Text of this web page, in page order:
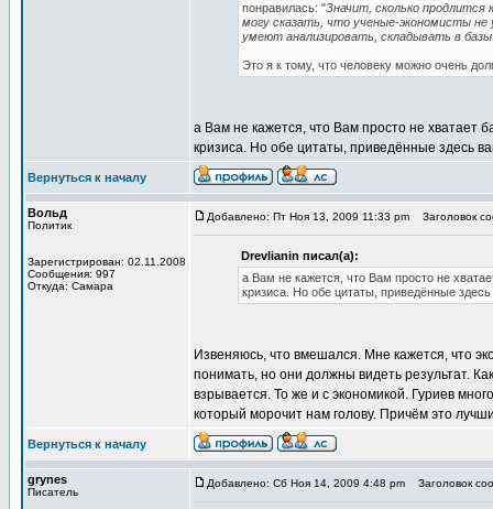
понравилась: "Значит, сколько
могу сказать, что ученые-экономисты
умеют анализировать, складывать в
Это я к тому, что человеку можно очень
а Вам не кажется, что Вам просто не хватает
кризиса. Но обе цитаты, приведённые здесь
Вернуться к началу
Вольд
Политик
Зарегистрирован: 02.11.2008
Сообщения: 997
Откуда: Самара
Добавлено: Пт Ноя 13, 2009 11:33 pm Заголовок
Drevlianin писал(а):
а Вам не кажется, что Вам просто не
кризиса. Но обе цитаты, приведённые
Извеняюсь, что вмешался. Мне кажется, что
понимать, но они должны видеть результат.
взрывается. То же и с экономикой. Гуриев
который морочит нам голову. Причём это
Вернуться к началу
grynes
Писатель
Добавлено: Сб Ноя 14, 2009 4:48 pm Заголовок